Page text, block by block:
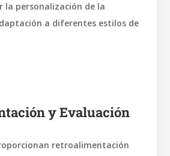
la personalización de la
a diferentes estilos de
y Evaluación
retroalimentación